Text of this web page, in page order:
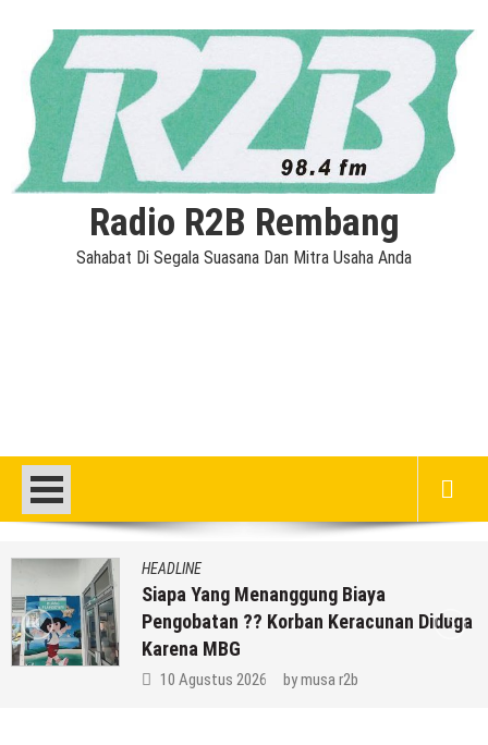
Radio R2B Rembang
Sahabat Di Segala Suasana Dan Mitra Usaha Anda
HEADLINE
Siapa Yang Menanggung Biaya
Pengobatan ?? Korban Keracunan Diduga
Karena MBG
10 Agustus 2026 bymusa r2b